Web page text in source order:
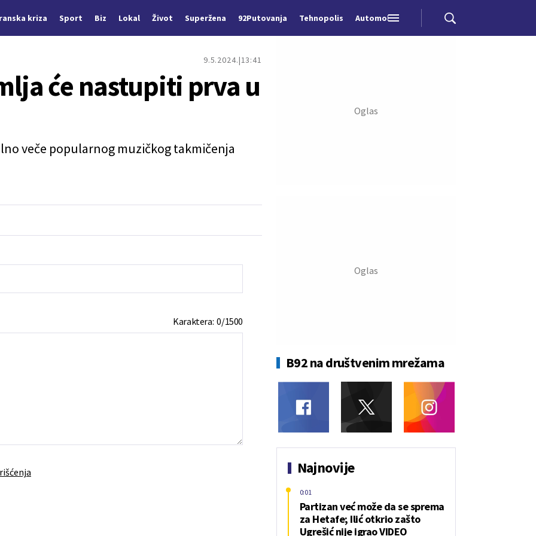
kriza Sport Biz Lokal Život Superžena 92Putovanja Tehnopolis Automobili
9.5.2024. 13:41
će nastupiti prva u
veče popularnog muzičkog takmičenja
Karaktera:0/1500
B92 na društvenim mrežama
Najnovije
Partizan već može da se sprema
za Hetafe; Ilić otkrio zašto
Ugrešić nije igrao VIDEO
0:01